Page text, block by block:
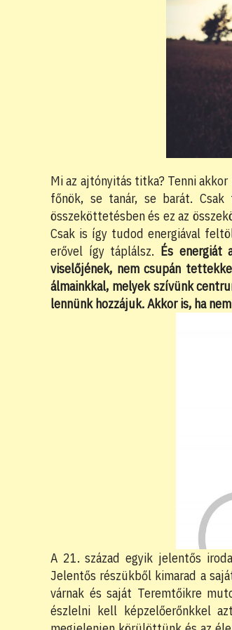
Mi az ajtónyitás titka? Tenni
főnök, se tanár, se barát.
összeköttetésben és ez az
Csak is így tudod energiával
erővel így táplálsz. És energiát
viselőjének, nem csupán
álmainkkal, melyek szívünk
lennünk hozzájuk. Akkor is, ha
A 21. század egyik jelentős
Jelentős részükből kimarad a
várnak és saját Teremtőikre
észlelni kell képzelőerőnkkel